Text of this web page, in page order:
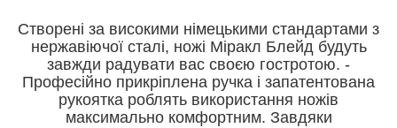
Створені за високими німецькими стандартами з
нержавіючої сталі, ножі Міракл Блейд будуть
завжди радувати вас своєю гостротою. -
Професійно прикріплена ручка і запатентована
рукоятка роблять використання ножів
максимально комфортним. Завдяки